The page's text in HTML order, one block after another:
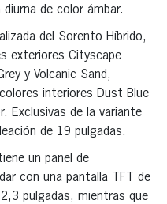
de color ámbar.
del Sorento Híbrido,
exteriores Cityscape
y Volcanic Sand,
interiores Dust Blue
Exclusivas de la variante
de 19 pulgadas.
un panel de
con una pantalla TFT de
pulgadas, mientras que